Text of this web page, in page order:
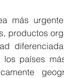
más
productos
países